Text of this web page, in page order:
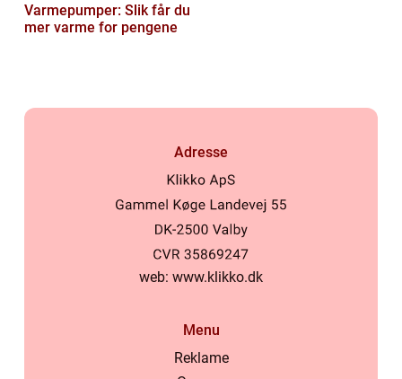
Varmepumper: Slik får du
mer varme for pengene
Adresse
web: www.klikko.dk
Menu
Reklame